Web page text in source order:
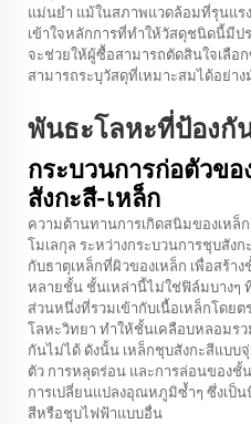
แม่นยำ แม้ในสภาพแวดล้อมที่รุนแร
เข้าใจหลักการที่ทำให้วัสดุชนิดนี้มี
จะช่วยให้ผู้ซื้อสามารถตัดสินใจเลือ
สามารถระบุวัสดุที่เหมาะสมได้อย่า
พันธะโลหะที่ป้องกั
กระบวนการก่อตัวข
สังกะสี-เหล็ก
ความต้านทานการเกิดสนิมของเหล็
โมเลกุล ระหว่างกระบวนการชุบสัง
กับธาตุเหล็กที่ผิวของเหล็ก เพื่อสร้า
หลายชั้น ชั้นเหล่านี้ไม่ใช่ฟิล์มบางๆ
ส่วนหนึ่งที่รวมเข้ากับเนื้อเหล็กโดย
โลหะวิทยา ทำให้ชั้นเคลือบหลอมร
กันไม่ได้ ดังนั้น เหล็กชุบสังกะสีแบบ
ตัว การหลุดร่อน และการล่อนของชั้
การเปลี่ยนแปลงอุณหภูมิซ้ำๆ ซึ่งเป็
สีหรือชุบไฟฟ้าแบบอื่น